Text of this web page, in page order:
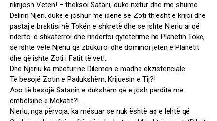
rikrijosh Veten! – theksoi Satani, duke nxitur dhe më shumë
Delirin Njeri, duke e joshur me idenë se Zoti thjesht e krijoi dhe
pastaj e braktisi në Tokën e shkretë dhe se ishte Njeriu ai që
ndërtoi e shkatërroi dhe rindërtoi qytetërime në Planetin Tokë,
se ishte vetë Njeriu që zbukuroi dhe dominoi jetën e Planetit
dhe që ishte Zoti i Fatit të vet!…
Dhe Njeriu ka mbetur në Dilemën e madhe ekzistenciale:
Të besojë Zotin e Padukshëm, Krijuesin e Tij?!
Apo të besojë Satanin e dukshëm që e josh përditë me
ëmbëlsinë e Mëkatit?!…
Njeriu, nga përvoja, ka mësuar se nuk është aq e lehtë që